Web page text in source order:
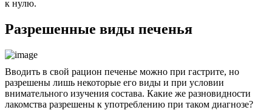
к нулю.
Разрешенные виды печенья
Вводить в свой рацион печенье можно при гастрите, но
разрешены лишь некоторые его виды и при условии
внимательного изучения состава. Какие же разновидности
лакомства разрешены к употреблению при таком диагнозе?